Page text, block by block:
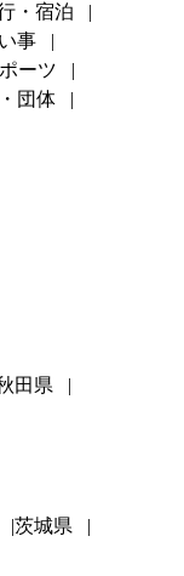
・宿泊
事
ーツ
団体
田県
茨城県